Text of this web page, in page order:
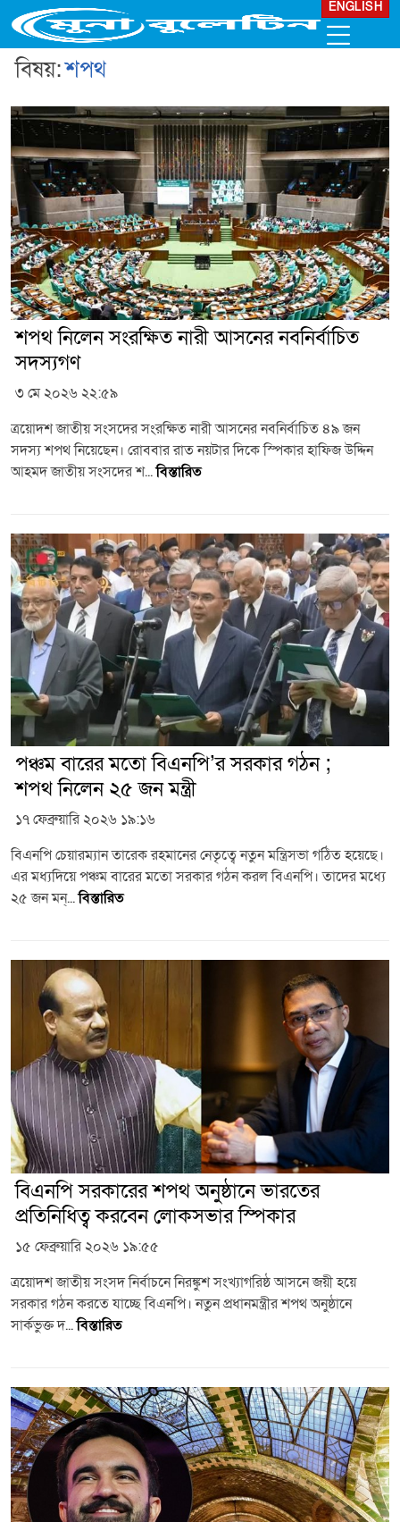
ENGLISH
বিষয়:শপথ
শপথ নিলেন সংরক্ষিত নারী আসনের নবনির্বাচিত
সদস্যগণ
৩ মে ২০২৬ ২২:৫৯
ত্রয়োদশ জাতীয় সংসদের সংরক্ষিত নারী আসনের নবনির্বাচিত ৪৯ জন
সদস্য শপথ নিয়েছেন। রোববার রাত নয়টার দিকে স্পিকার হাফিজ উদ্দিন
আহমদ জাতীয় সংসদের শ...বিস্তারিত
পঞ্চম বারের মতো বিএনপি’র সরকার গঠন ;
শপথ নিলেন ২৫ জন মন্ত্রী
১৭ ফেব্রুয়ারি ২০২৬ ১৯:১৬
বিএনপি চেয়ারম্যান তারেক রহমানের নেতৃত্বে নতুন মন্ত্রিসভা গঠিত হয়েছে।
এর মধ্যদিয়ে পঞ্চম বারের মতো সরকার গঠন করল বিএনপি। তাদের মধ্যে
২৫ জন মন্...বিস্তারিত
বিএনপি সরকারের শপথ অনুষ্ঠানে ভারতের
প্রতিনিধিত্ব করবেন লোকসভার স্পিকার
১৫ ফেব্রুয়ারি ২০২৬ ১৯:৫৫
ত্রয়োদশ জাতীয় সংসদ নির্বাচনে নিরঙ্কুশ সংখ্যাগরিষ্ঠ আসনে জয়ী হয়ে
সরকার গঠন করতে যাচ্ছে বিএনপি। নতুন প্রধানমন্ত্রীর শপথ অনুষ্ঠানে
সার্কভুক্ত দ...বিস্তারিত